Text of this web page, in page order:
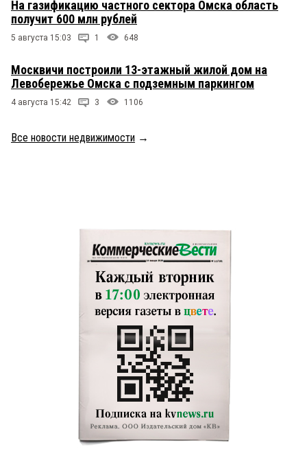
На газификацию частного сектора Омска область
получит 600 млн рублей
5 августа 15:03 1 648
Москвичи построили 13-этажный жилой дом на
Левобережье Омска с подземным паркингом
4 августа 15:42 3 1106
Все новости недвижимости →